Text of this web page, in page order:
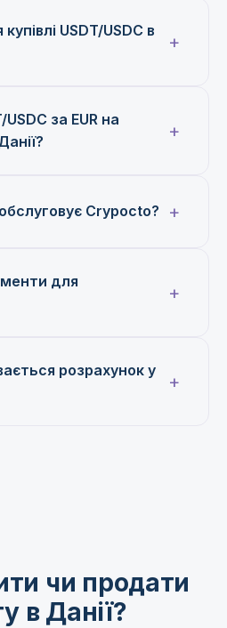
USDT/USDC в
за EUR на
Crypocto?
для
розрахунок у
чи продати
в Данії?